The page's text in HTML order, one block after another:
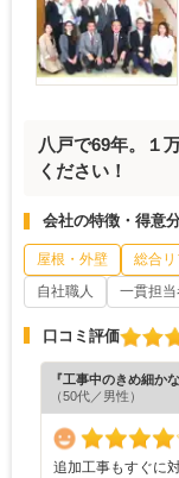
八戸で69年。１
ください！
会社の特徴・得意
屋根・外壁 総合
自社職人
一貫担当
口コミ評価
『工事中のきめ細か
（50代／男性）
追加工事もすぐに